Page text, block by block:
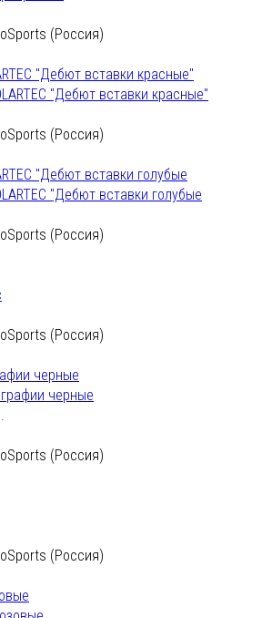
(Россия)
"Дебют вставки красные"
(Россия)
"Дебют вставки голубые
(Россия)
(Россия)
черные
(Россия)
(Россия)